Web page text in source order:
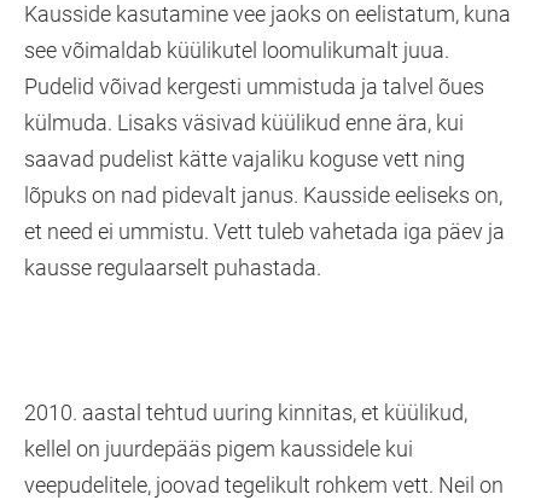
Kausside kasutamine vee jaoks on eelistatum, kuna
see võimaldab küülikutel loomulikumalt juua.
Pudelid võivad kergesti ummistuda ja talvel õues
külmuda. Lisaks väsivad küülikud enne ära, kui
saavad pudelist kätte vajaliku koguse vett ning
lõpuks on nad pidevalt janus. Kausside eeliseks on,
et need ei ummistu. Vett tuleb vahetada iga päev ja
kausse regulaarselt puhastada.
2010. aastal tehtud uuring kinnitas, et küülikud,
kellel on juurdepääs pigem kaussidele kui
veepudelitele, joovad tegelikult rohkem vett. Neil on